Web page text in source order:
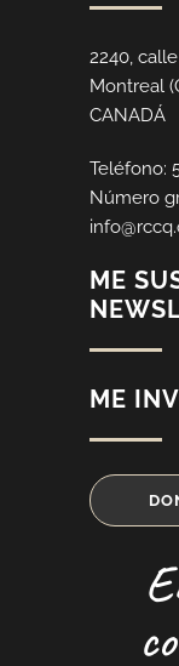
2240,
Montreal
CANADÁ
Teléfono:
Número
ME
ME